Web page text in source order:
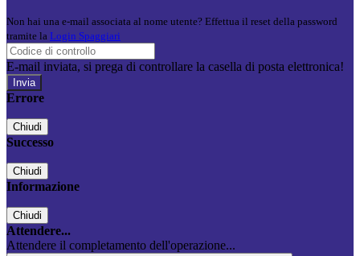
Non hai una e-mail associata al nome utente? Effettua il reset della password
tramite la Login Spaggiari
E-mail inviata, si prega di controllare la casella di posta elettronica!
Errore
Chiudi
Successo
Chiudi
Informazione
Chiudi
Attendere...
Attendere il completamento dell'operazione...